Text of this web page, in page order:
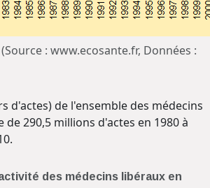
: www.ecosante.fr, Données :
d'actes) de l'ensemble des médecins
de 290,5 millions d'actes en 1980 à
des médecins libéraux en